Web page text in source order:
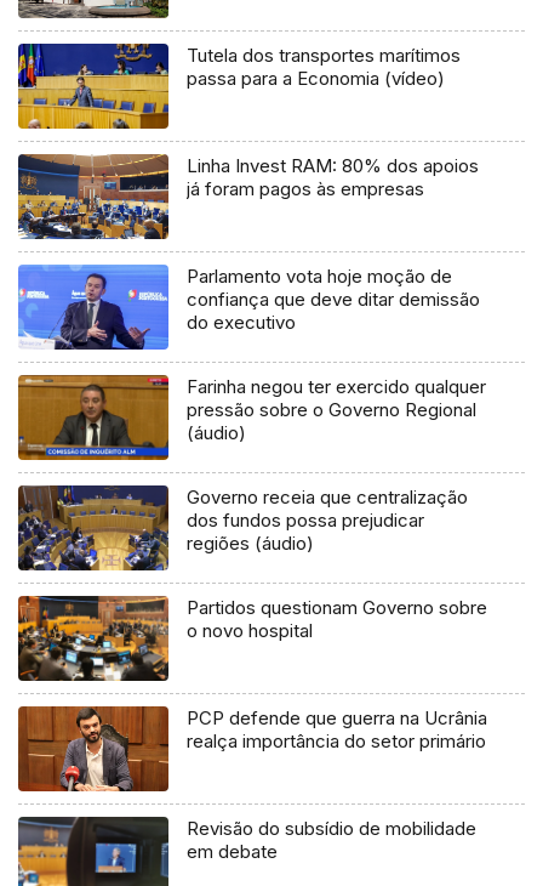
Tutela dos transportes marítimos
passa para a Economia (vídeo)
Linha Invest RAM: 80% dos apoios
já foram pagos às empresas
Parlamento vota hoje moção de
confiança que deve ditar demissão
do executivo
Farinha negou ter exercido qualquer
pressão sobre o Governo Regional
(áudio)
Governo receia que centralização
dos fundos possa prejudicar
regiões (áudio)
Partidos questionam Governo sobre
o novo hospital
PCP defende que guerra na Ucrânia
realça importância do setor primário
Revisão do subsídio de mobilidade
em debate